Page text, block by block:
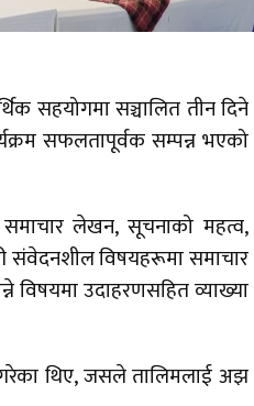
सहयोगमा सञ्चालित तीन दिने
सफलतापूर्वक सम्पन्न भएको
समाचार लेखन, सूचनाको महत्व,
संवेदनशील विषयहरूमा समाचार
विषयमा उदाहरणसहित व्याख्या
गरेका थिए, जसले तालिमलाई अझ